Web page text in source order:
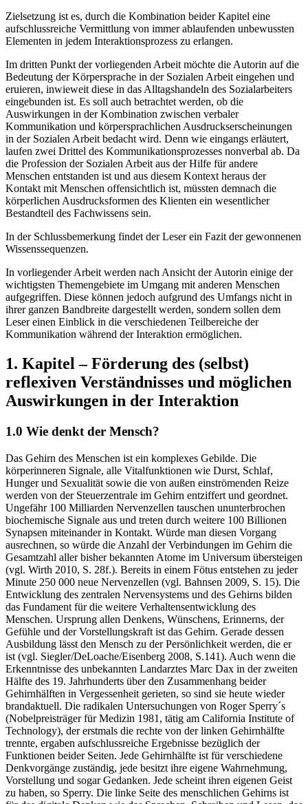
Zielsetzung ist es, durch die Kombination beider Kapitel eine
aufschlussreiche Vermittlung von immer ablaufenden unbewussten
Im dritten Punkt der vorliegenden Arbeit möchte die Autorin auf die
Bedeutung der Körpersprache in der Sozialen Arbeit eingehen und
eruieren, inwieweit diese in das Alltagshandeln des Sozialarbeiters
eingebunden ist. Es soll auch betrachtet werden, ob die
Auswirkungen in der Kombination zwischen verbaler
Kommunikation und körpersprachlichen Ausdruckserscheinungen
in der Sozialen Arbeit bedacht wird. Denn wie eingangs erläutert,
laufen zwei Drittel des Kommunikationsprozesses nonverbal ab. Da
die Profession der Sozialen Arbeit aus der Hilfe für andere
Menschen entstanden ist und aus diesem Kontext heraus der
Kontakt mit Menschen offensichtlich ist, müssten demnach die
körperlichen Ausdrucksformen des Klienten ein wesentlicher
In der Schlussbemerkung findet der Leser ein Fazit der gewonnenen
In vorliegender Arbeit werden nach Ansicht der Autorin einige der
wichtigsten Themengebiete im Umgang mit anderen Menschen
aufgegriffen. Diese können jedoch aufgrund des Umfangs nicht in
ihrer ganzen Bandbreite dargestellt werden, sondern sollen dem
Leser einen Einblick in die verschiedenen Teilbereiche der
1. Kapitel – Förderung des (selbst)
reflexiven Verständnisses und möglichen
Auswirkungen in der Interaktion
Das Gehirn des Menschen ist ein komplexes Gebilde. Die
körperinneren Signale, alle Vitalfunktionen wie Durst, Schlaf,
Hunger und Sexualität sowie die von außen einströmenden Reize
werden von der Steuerzentrale im Gehirn entziffert und geordnet.
Ungefähr 100 Milliarden Nervenzellen tauschen ununterbrochen
biochemische Signale aus und treten durch weitere 100 Billionen
Synapsen miteinander in Kontakt. Würde man diesen Vorgang
ausrechnen, so würde die Anzahl der Verbindungen im Gehirn die
Gesamtzahl aller bisher bekannten Atome im Universum übersteigen
(vgl. Wirth 2010, S. 28f.). Bereits in einem Fötus entstehen zu jeder
Minute 250 000 neue Nervenzellen (vgl. Bahnsen 2009, S. 15). Die
Entwicklung des zentralen Nervensystems und des Gehirns bilden
das Fundament für die weitere Verhaltensentwicklung des
Menschen. Ursprung allen Denkens, Wünschens, Erinnerns, der
Gefühle und der Vorstellungskraft ist das Gehirn. Gerade dessen
Ausbildung lässt den Mensch zu der Persönlichkeit werden, die er
ist (vgl. Siegler/DeLoache/Eisenberg 2008, S.141). Auch wenn die
Erkenntnisse des unbekannten Landarztes Marc Dax in der zweiten
Hälfte des 19. Jahrhunderts über den Zusammenhang beider
Gehirnhälften in Vergessenheit gerieten, so sind sie heute wieder
brandaktuell. Die radikalen Untersuchungen von Roger Sperry´s
(Nobelpreisträger für Medizin 1981, tätig am California Institute of
Technology), der erstmals die rechte von der linken Gehirnhälfte
trennte, ergaben aufschlussreiche Ergebnisse bezüglich der
Funktionen beider Seiten. Jede Gehirnhälfte ist für verschiedene
Denkvorgänge zuständig, jede besitzt ihre eigene Wahrnehmung,
Vorstellung und sogar Gedanken. Jede scheint ihren eigenen Geist